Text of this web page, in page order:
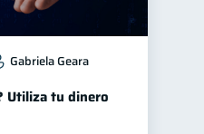
Gabriela Geara
Utiliza tu dinero